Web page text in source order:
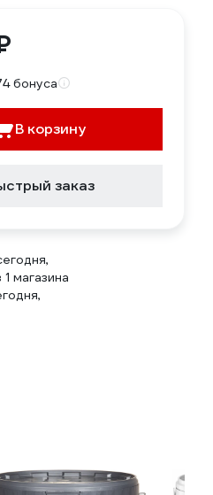
бонуса
В корзину
заказ
1 магазина